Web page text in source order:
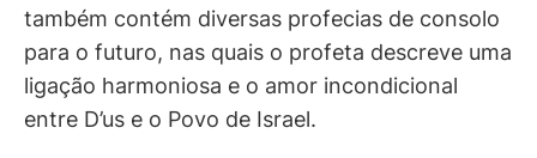
também contém diversas profecias de consolo
para o futuro, nas quais o profeta descreve uma
ligação harmoniosa e o amor incondicional
entre D’us e o Povo de Israel.